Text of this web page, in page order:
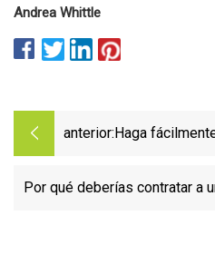
Andrea Whittle
anterior: Haga
TikTok
Por qué deberías contratar a